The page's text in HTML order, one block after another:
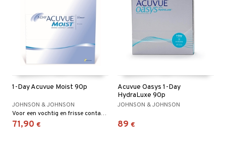
1-Day Acuvue Moist 90p
JOHNSON & JOHNSON
Voor een vochtig en frisse contactlensgevoel van s’ochtends vroeg tot s’avonds laat!
71,90 €
Acuvue Oasys 1-Day
HydraLuxe 90p
JOHNSON & JOHNSON
89 €